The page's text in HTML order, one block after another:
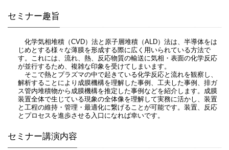
セミナー趣旨
化学気相堆積（CVD）法と原子層堆積（ALD）法は、半導体をは
じめとする様々な薄膜を形成する際に広く用いられている方法で
す。これには、流れ、熱、反応物質の輸送に気相・表面の化学反応
が並行するため、複雑な印象を受けてしまいます。
そこで熱とプラズマの中で起きている化学反応と流れを観察し、
解析することにより成膜機構を理解した事例、工夫した事例、排ガ
ス管内堆積物から成膜機構を推定した事例などを紹介します。成膜
装置全体で生じている現象の全体像を理解して実務に活かし、装置
と工程の維持・管理・最適化に繋げることが可能です。装置、反応
とプロセスを進歩させる入口になれば幸いです。
セミナー講演内容